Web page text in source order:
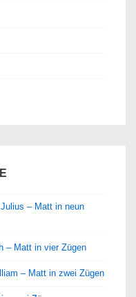
– Matt in neun
– Matt in vier Zügen
– Matt in zwei Zügen